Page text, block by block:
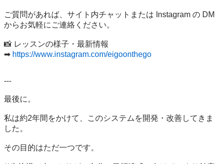
ご質問があれば、サイト内チャットまたは Instagram の DM
からお気軽にご連絡ください。
📸 レッスンの様子・最新情報
➡ https://www.instagram.com/eigoonthego
---
最後に。
私は約2年間をかけて、このシステムを開発・改善してきま
した。
その目的はただ一つです。